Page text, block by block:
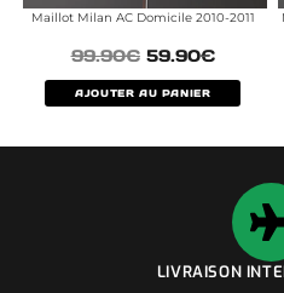
Maillot Milan AC Domicile 2010-2011
99.90€ 59.90€
AJOUTER AU PANIER
LIVRAISON